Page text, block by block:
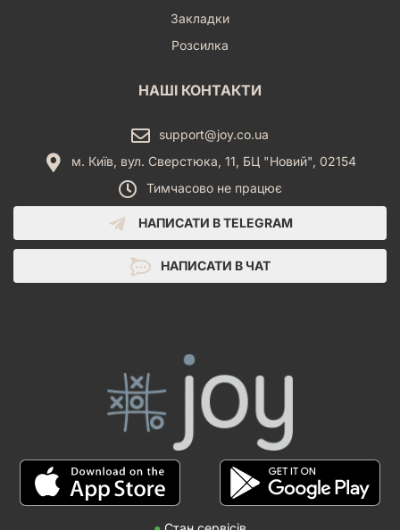
Закладки
Розсилка
НАШІ КОНТАКТИ
support@joy.co.ua
м. Київ, вул. Сверстюка, 11, БЦ "Новий", 02154
Тимчасово не працює
НАПИСАТИ В TELEGRAM
НАПИСАТИ В ЧАТ